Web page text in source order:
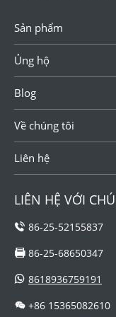
Sản phẩm
Ủng hộ
Blog
Về chúng tôi
Liên hệ
LIÊN HỆ VỚI
86-25-52155837
86-25-68650347
8618936759191
+86 15365082610